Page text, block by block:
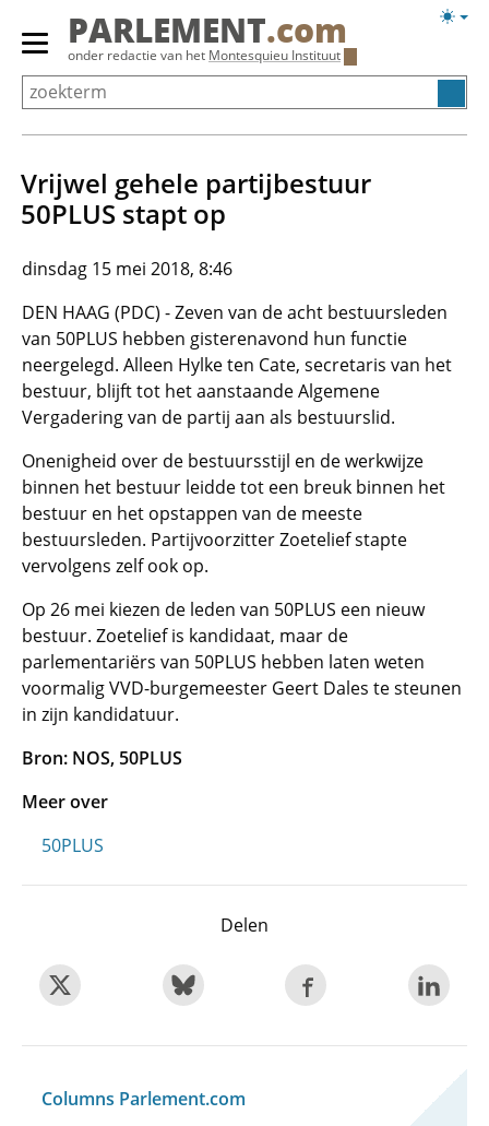
Overslaan
Primair
menu
tonen/verbergen
PARLEMENT.com
onder redactie van het Montesquieu Instituut
Vrijwel gehele partijbestuur
50PLUS stapt op
dinsdag 15 mei 2018, 8:46
DEN HAAG (PDC) - Zeven van de acht bestuursleden
van 50PLUS hebben gisterenavond hun functie
neergelegd. Alleen Hylke ten Cate, secretaris van het
bestuur, blijft tot het aanstaande Algemene
Vergadering van de partij aan als bestuurslid.
Onenigheid over de bestuursstijl en de werkwijze
binnen het bestuur leidde tot een breuk binnen het
bestuur en het opstappen van de meeste
bestuursleden. Partijvoorzitter Zoetelief stapte
vervolgens zelf ook op.
Op 26 mei kiezen de leden van 50PLUS een nieuw
bestuur. Zoetelief is kandidaat, maar de
parlementariërs van 50PLUS hebben laten weten
voormalig VVD-burgemeester Geert Dales te steunen
in zijn kandidatuur.
Bron: NOS, 50PLUS
Meer over
50PLUS
Delen
Columns Parlement.com